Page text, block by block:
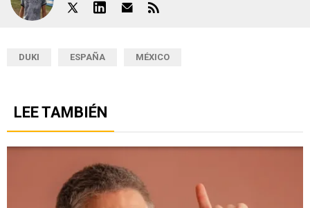
DUKI ESPAÑA MÉXICO
LEE TAMBIÉN